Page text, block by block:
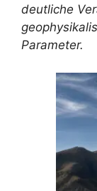
deutliche
Parameter.